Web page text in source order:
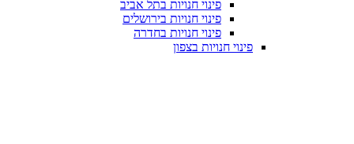
פינוי חנויות בתל אביב
פינוי חנויות בירושלים
פינוי חנויות בחדרה
פינוי חנויות בצפון